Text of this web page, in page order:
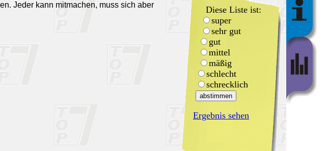
Jeder kann mitmachen, muss sich aber
Diese Liste ist:
super
sehr gut
gut
mittel
mäßig
schlecht
schrecklich
Ergebnis sehen